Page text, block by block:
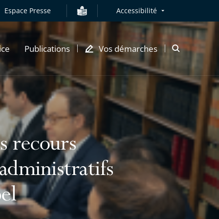
Espace Presse Accessibilité
Publications Vos démarches
Ouvrir
modale
recours